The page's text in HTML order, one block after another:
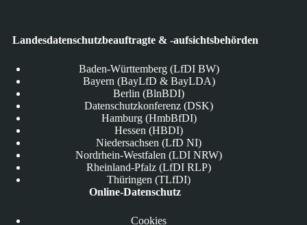
Landesdatenschutzbeauftragte & -aufsichtsbehörden
Baden-Württemberg (LfDI BW)
Bayern (BayLfD & BayLDA)
Berlin (BlnBDI)
Datenschutzkonferenz (DSK)
Hamburg (HmbBfDI)
Hessen (HBDI)
Niedersachsen (LfD NI)
Nordrhein-Westfalen (LDI NRW)
Rheinland-Pfalz (LfDI RLP)
Thüringen (TLfDI)
Online-Datenschutz
Cookies